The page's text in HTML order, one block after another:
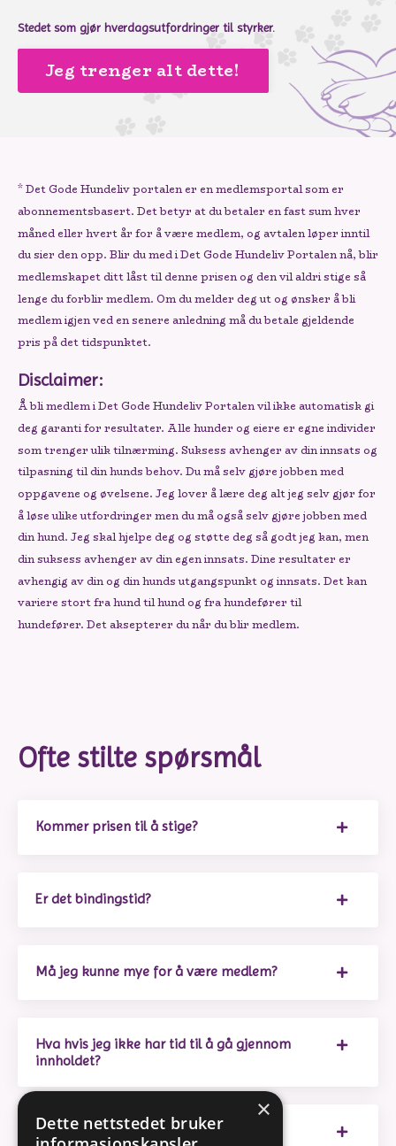
Stedet som gjør hverdagsutfordringer til styrker.
Jeg trenger alt dette!
* Det Gode Hundeliv portalen er en medlemsportal som er
abonnementsbasert. Det betyr at du betaler en fast sum hver
måned eller hvert år for å være medlem, og avtalen løper inntil
du sier den opp. Blir du med i Det Gode Hundeliv Portalen nå, blir
medlemskapet ditt låst til denne prisen og den vil aldri stige så
lenge du forblir medlem. Om du melder deg ut og ønsker å bli
medlem igjen ved en senere anledning må du betale gjeldende
pris på det tidspunktet.
Disclaimer:
Å bli medlem i Det Gode Hundeliv Portalen vil ikke automatisk gi
deg garanti for resultater. Alle hunder og eiere er egne individer
som trenger ulik tilnærming. Suksess avhenger av din innsats og
tilpasning til din hunds behov. Du må selv gjøre jobben med
oppgavene og øvelsene. Jeg lover å lære deg alt jeg selv gjør for
å løse ulike utfordringer men du må også selv gjøre jobben med
din hund. Jeg skal hjelpe deg og støtte deg så godt jeg kan, men
din suksess avhenger av din egen innsats. Dine resultater er
avhengig av din og din hunds utgangspunkt og innsats. Det kan
variere stort fra hund til hund og fra hundefører til
hundefører. Det aksepterer du når du blir medlem.
Ofte stilte spørsmål
Kommer prisen til å stige?
Er det bindingstid?
Må jeg kunne mye for å være medlem?
Hva hvis jeg ikke har tid til å gå gjennom
innholdet?
Blir spørretimene tatt opp?
×
Dette nettstedet bruker